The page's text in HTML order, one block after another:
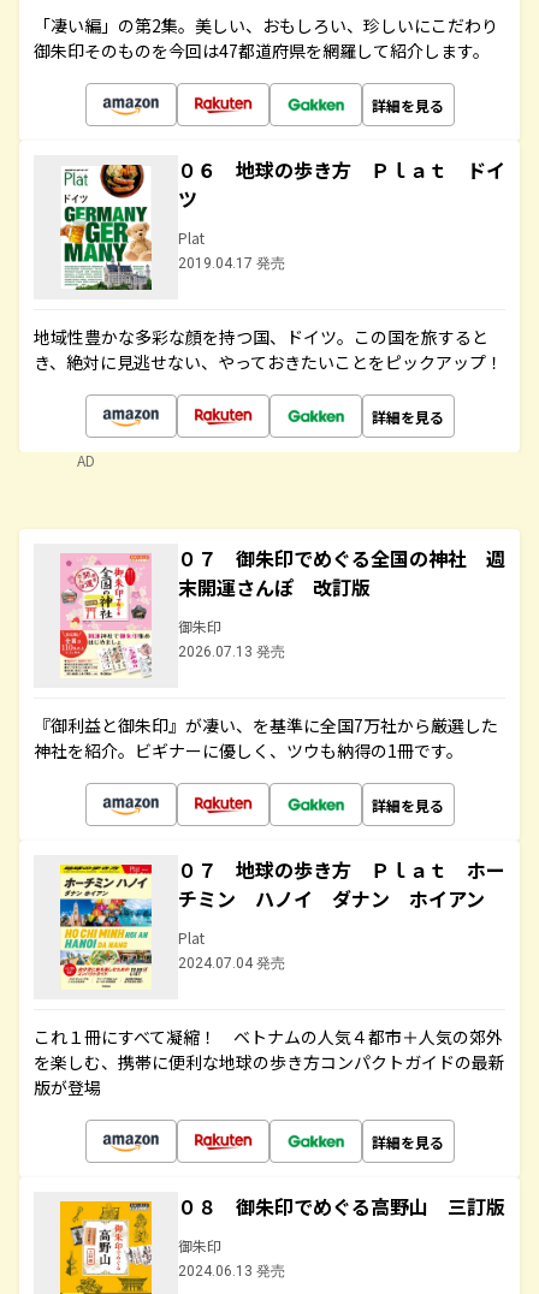
「凄い編」の第2集。美しい、おもしろい、珍しいにこだわり
御朱印そのものを今回は47都道府県を網羅して紹介します。
詳細を見る
０６ 地球の歩き方 Ｐｌａｔ ドイ
ツ
Plat
2019.04.17 発売
地域性豊かな多彩な顔を持つ国、ドイツ。この国を旅すると
き、絶対に見逃せない、やっておきたいことをピックアップ！
詳細を見る
AD
０７ 御朱印でめぐる全国の神社 週
末開運さんぽ 改訂版
御朱印
2026.07.13 発売
『御利益と御朱印』が凄い、を基準に全国7万社から厳選した
神社を紹介。ビギナーに優しく、ツウも納得の1冊です。
詳細を見る
０７ 地球の歩き方 Ｐｌａｔ ホー
チミン ハノイ ダナン ホイアン
Plat
2024.07.04 発売
これ１冊にすべて凝縮！ ベトナムの人気４都市＋人気の郊外
を楽しむ、携帯に便利な地球の歩き方コンパクトガイドの最新
版が登場
詳細を見る
０８ 御朱印でめぐる高野山 三訂版
御朱印
2024.06.13 発売